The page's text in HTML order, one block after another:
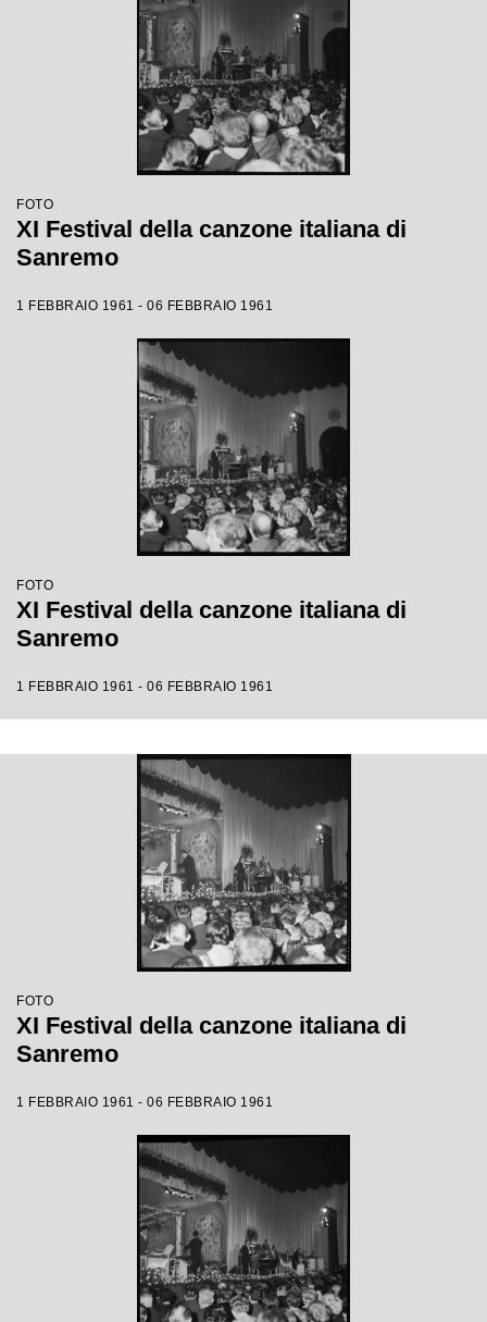
FOTO
XI Festival della canzone italiana di
Sanremo
1 FEBBRAIO 1961 - 06 FEBBRAIO 1961
FOTO
XI Festival della canzone italiana di
Sanremo
1 FEBBRAIO 1961 - 06 FEBBRAIO 1961
FOTO
XI Festival della canzone italiana di
Sanremo
1 FEBBRAIO 1961 - 06 FEBBRAIO 1961